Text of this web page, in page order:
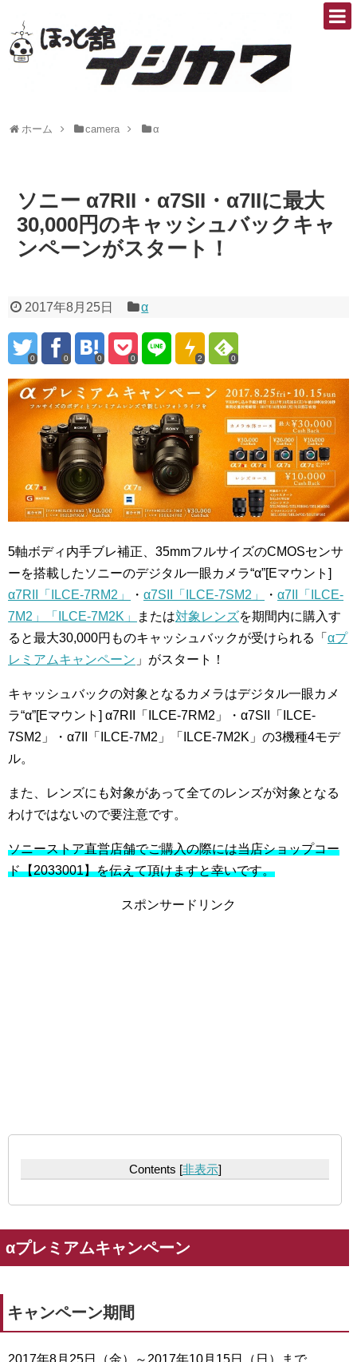
ホーム camera α
ソニー α7RII・α7SII・α7IIに最大
30,000円のキャッシュバックキャ
ンペーンがスタート！
2017年8月25日 α
0 0 0 0 2 0
5軸ボディ内手ブレ補正、35mmフルサイズのCMOSセンサ
ーを搭載したソニーのデジタル一眼カメラ“α”[Eマウント]
α7RII「ILCE-7RM2」
・ α7SII「ILCE-7SM2」 ・ α7II「ILCE-
7M2」「ILCE-7M2K」
または対象レンズを期間内に購入す
ると最大30,000円ものキャッシュバックが受けられる「 αプ
レミアムキャンペーン 」がスタート！
キャッシュバックの対象となるカメラはデジタル一眼カメ
ラ“α”[Eマウント] α7RII「ILCE-7RM2」・α7SII「ILCE-
7SM2」・α7II「ILCE-7M2」「ILCE-7M2K」 の3機種4モデ
ル。
また、レンズにも対象があって全てのレンズが対象となる
わけではないので要注意です。
ソニーストア直営店舗でご購入の際には当店ショップコー
ド【2033001】を伝えて頂けますと幸いです。
スポンサードリンク
Contents [非表示]
αプレミアムキャンペーン
キャンペーン期間
2017年8月25日（金）～2017年10月15日（日）まで